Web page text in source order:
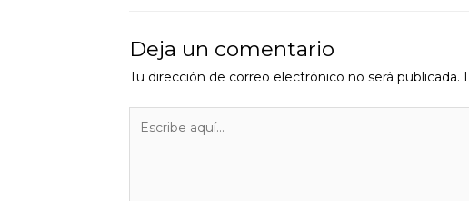
Deja un comentario
Tu dirección de correo electrónico no será publicada.